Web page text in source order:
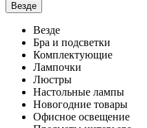
Везде
Везде
Бра и подсветки
Комплектующие
Лампочки
Люстры
Настольные лампы
Новогодние товары
Офисное освещение